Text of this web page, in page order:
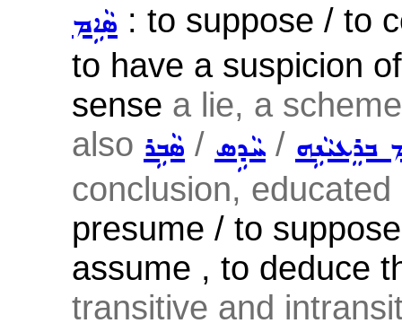
ܣܵܐܹܡ : to suppose / to
to have a suspicion
sense a lie, a
also ܣܵܒܹܪ / ܚܵܕܹܣ / ܒܪܸܥܝܵܢܹܗ
conclusion,
presume / to
assume , to deduce
transitive and